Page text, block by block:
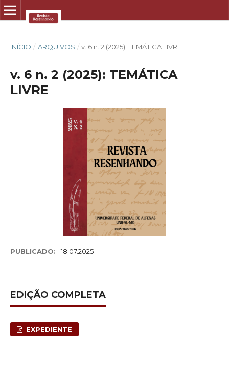
INÍCIO / ARQUIVOS / v. 6 n. 2 (2025): TEMÁTICA LIVRE
v. 6 n. 2 (2025): TEMÁTICA
LIVRE
PUBLICADO: 18.07.2025
EDIÇÃO COMPLETA
EXPEDIENTE